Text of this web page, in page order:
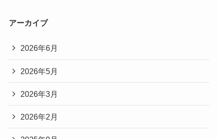
アーカイブ
2026年6月
2026年5月
2026年3月
2026年2月